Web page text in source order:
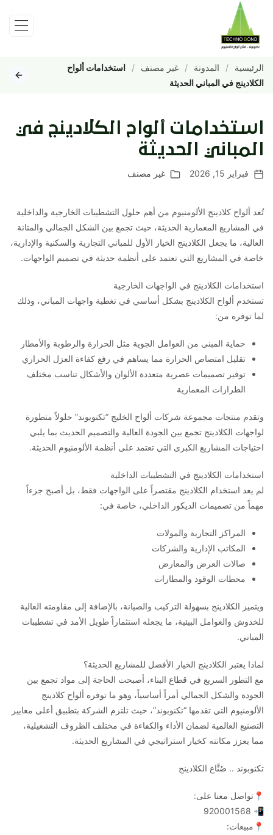
الرئيسية المدونة غير مصنف
استخدامات ألواح
الكلادينج في المباني الحديثة
استخدامات ألواح الكلادينج في
المباني الحديثة
فبراير 15, 2026 غير مصنف
تُعد ألواح كلادينج الألومنيوم من أهم حلول التشطيبات الخارجية والداخلية
في المشاريع المعمارية الحديثة، حيث تجمع بين الشكل الجمالي والمتانة
العالية، ما يجعل الكلادينج الخيار الأول للمباني التجارية والسكنية والإدارية،
خاصة في المشاريع التي تعتمد على أنظمة حديثة في تصميم الواجهات.
استخدامات الكلادينج في الواجهات الخارجية
تستخدم ألواح الكلادينج بشكل أساسي في تغطية واجهات المباني، وذلك
لما توفره من:
حماية المبنى من العوامل الجوية مثل الحرارة والرطوبة والأمطار
تقليل امتصاص الحرارة مما يساهم في رفع كفاءة العزل الحراري
توفير تصميمات عصرية متعددة الألوان والأشكال تناسب مختلف
الطرازات المعمارية
وتقدم منتجات مجموعة شركات ألواح الخليج “تكنوبوند” حلولاً متطورة
لواجهات الكلادينج تجمع بين الجودة العالية والتصميم الحديث بما يلبي
احتياجات المشاريع الكبرى التي تعتمد على أنظمة الألومنيوم الحديثة.
استخدامات الكلادينج في التشطيبات الداخلية
لم يعد استخدام الكلادينج مقتصراً على الواجهات فقط، بل أصبح جزءاً
مهماً من تصميمات الديكور الداخلي، خاصة في:
المراكز التجارية والمولات
المكاتب الإدارية والشركات
صالات العرض والمعارض
محطات الوقود والمطارات
ويتميز الكلادينج بسهولة التركيب والصيانة، بالإضافة إلى مقاومته العالية
للخدوش والعوامل البيئية، ما يجعله استثماراً طويل الأمد في تشطيبات
المباني.
لماذا يعتبر الكلادينج الخيار الأفضل للمشاريع الحديثة؟
مع التطور السريع في قطاع البناء، أصبحت الحاجة إلى مواد تجمع بين
الجودة والشكل الجمالي أمراً أساسياً، وهو ما توفره ألواح كلادينج
الألومنيوم التي تقدمها “تكنوبوند”، حيث تلتزم الشركة بتطبيق أعلى معايير
التصنيع العالمية لضمان الأداء والكفاءة في مختلف الظروف التشغيلية،
مما يعزز مكانته كخيار استراتيجي في المشاريع الحديثة.
تكنوبوند .. صُنَّاع الكلادينج
📍تواصل معنا على:
📲 920001568
📍مبيعات: